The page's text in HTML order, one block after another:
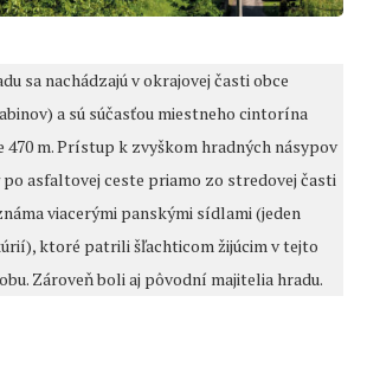
sa nachádzajú v okrajovej časti obce
a sú súčasťou miestneho cintorína
470 m. Prístup k zvyškom hradných násypov
asfaltovej ceste priamo zo stredovej časti
viacerými panskými sídlami (jeden
ktoré patrili šľachticom žijúcim v tejto
Zároveň boli aj pôvodní majitelia hradu.